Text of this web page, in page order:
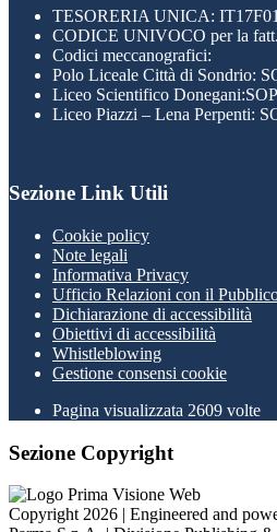
TESORERIA UNICA:
CODICE UNIVOCO per la
Codici meccanografici:
Polo Liceale Città di Sondrio:
Liceo Scientifico
Liceo Piazzi – Lena Perpenti:
Sezione Link Utili
Cookie policy
Note legali
Informativa Privacy
Ufficio Relazioni con il
Dichiarazione di accessibilità
Obiettivi di accessibilità
Whistleblowing
Gestione consensi cookie
Pagina visualizzata 2609 volte
Sezione Copyright
Copyright 2026 | Engineered and